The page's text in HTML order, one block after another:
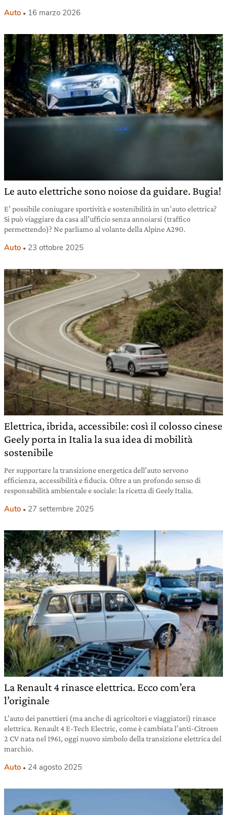
Auto 16 marzo 2026
Le auto elettriche sono noiose da guidare. Bugia!
E’ possibile coniugare sportività e sostenibilità in un’auto elettrica?
Si può viaggiare da casa all’ufficio senza annoiarsi (traffico
permettendo)? Ne parliamo al volante della Alpine A290.
Auto 23 ottobre 2025
Elettrica, ibrida, accessibile: così il colosso cinese
Geely porta in Italia la sua idea di mobilità
sostenibile
Per supportare la transizione energetica dell’auto servono
efficienza, accessibilità e fiducia. Oltre a un profondo senso di
responsabilità ambientale e sociale: la ricetta di Geely Italia.
Auto 27 settembre 2025
La Renault 4 rinasce elettrica. Ecco com’era
l’originale
L’auto dei panettieri (ma anche di agricoltori e viaggiatori) rinasce
elettrica. Renault 4 E-Tech Electric, come è cambiata l’anti-Citroen
2 CV nata nel 1961, oggi nuovo simbolo della transizione elettrica del
marchio.
Auto 24 agosto 2025